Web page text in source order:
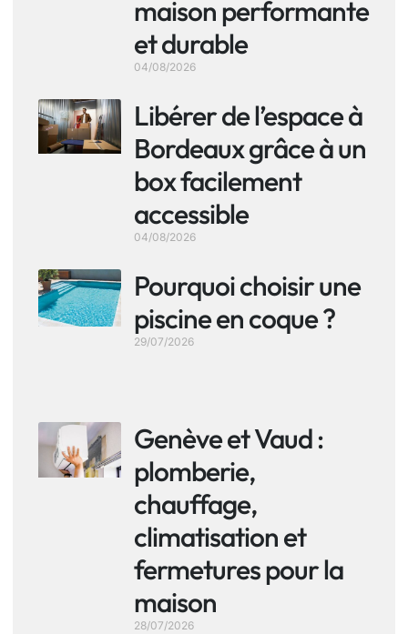
maison performante
et durable
04/08/2026
Libérer de l’espace à
Bordeaux grâce à un
box facilement
accessible
04/08/2026
Pourquoi choisir une
piscine en coque ?
29/07/2026
Genève et Vaud :
plomberie,
chauffage,
climatisation et
fermetures pour la
maison
28/07/2026